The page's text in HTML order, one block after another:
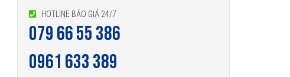
HOTLINE BÁO GIÁ 24/7
079 66 55 386
0961 633 389